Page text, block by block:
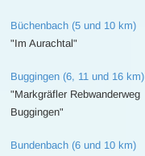
Büchenbach (5 und 10 km)
"Im Aurachtal"
Buggingen (6, 11 und 16 km)
"Markgräfler Rebwanderweg
Buggingen"
Bundenbach (6 und 10 km)